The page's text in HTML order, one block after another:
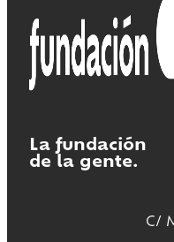
La fundación
de la gente.
C/